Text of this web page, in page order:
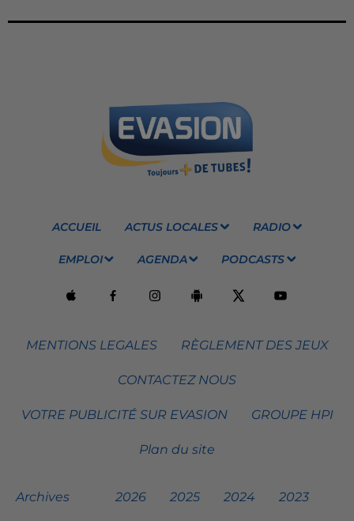
ACCUEIL ACTUS LOCALES RADIO
EMPLOI AGENDA PODCASTS
MENTIONS LEGALES RÈGLEMENT DES JEUX
CONTACTEZ NOUS
VOTRE PUBLICITÉ SUR EVASION GROUPE HPI
Plan du site
Archives 2026 2025 2024 2023